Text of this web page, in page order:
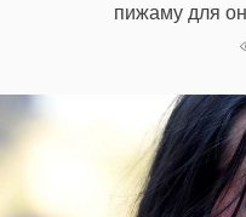
пижаму для